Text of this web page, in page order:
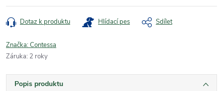
Dotaz k produktu Hlídací pes Sdílet
Značka:Contessa
Záruka: 2 roky
Popis produktu